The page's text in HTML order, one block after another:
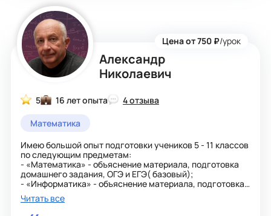
знаниями и опытом с учениками, вдохновляя их на
обучение информатике и развитие своих навыков.
Александр
Николаевич
Цена от 750 ₽/урок
5 16 лет опыта
4 отзыва
Математика
Имею большой опыт подготовки учеников 5 - 11 классов
по следующим предметам:
- «Математика» - объяснение материала, подготовка
домашнего задания, ОГЭ и ЕГЭ( базовый);
- «Информатика» - объяснение материала, подготовка
домашнего задания, ОГЭ и ЕГЭ;
- «Программирование» - языки Python, Pascal и др.
Читать все